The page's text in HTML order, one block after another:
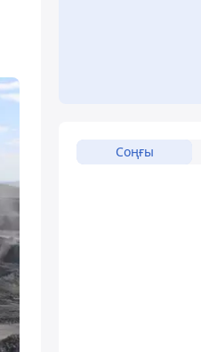
Соңғы